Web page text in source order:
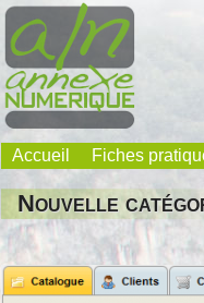
Skip
to
content
Annexe Numérique
Faites l'expérience de la
Accueil Fiches
Nouvelle